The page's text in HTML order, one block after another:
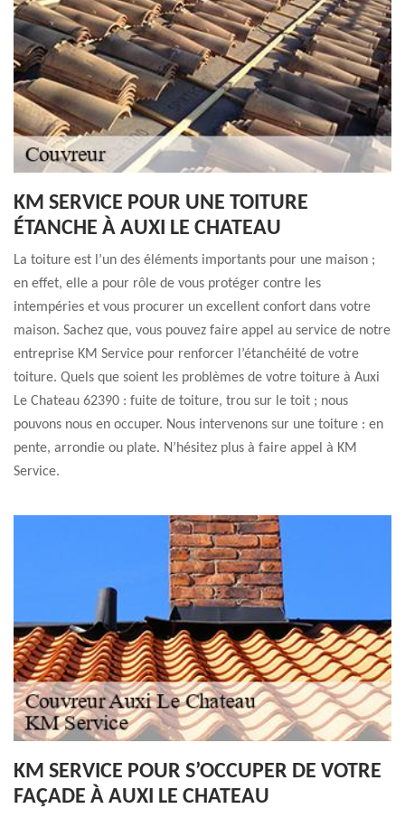
KM SERVICE POUR UNE TOITURE
ÉTANCHE À AUXI LE CHATEAU
La toiture est l’un des éléments importants pour une maison ;
en effet, elle a pour rôle de vous protéger contre les
intempéries et vous procurer un excellent confort dans votre
maison. Sachez que, vous pouvez faire appel au service de notre
entreprise KM Service pour renforcer l’étanchéité de votre
toiture. Quels que soient les problèmes de votre toiture à Auxi
Le Chateau 62390 : fuite de toiture, trou sur le toit ; nous
pouvons nous en occuper. Nous intervenons sur une toiture : en
pente, arrondie ou plate. N’hésitez plus à faire appel à KM
Service.
KM SERVICE POUR S’OCCUPER DE VOTRE
FAÇADE À AUXI LE CHATEAU